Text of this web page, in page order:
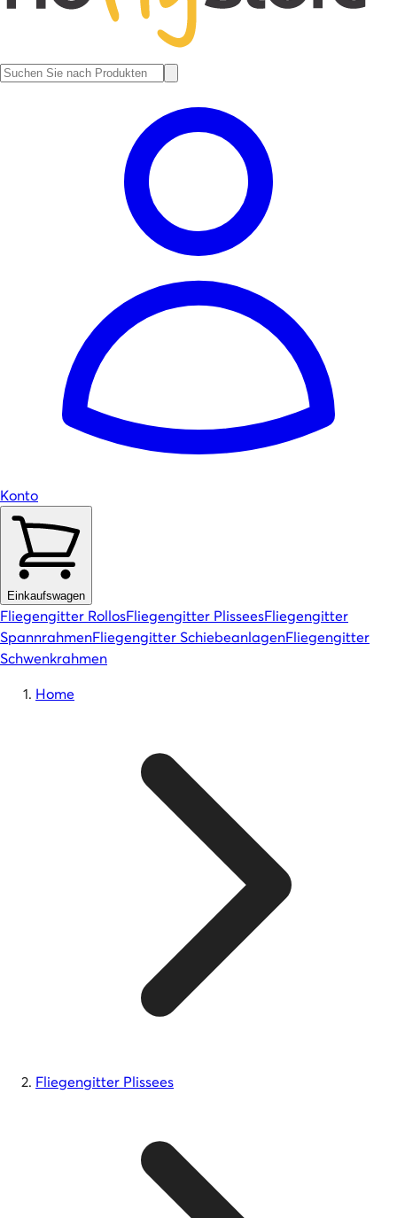
Konto
Einkaufswagen
Fliegengitter RollosFliegengitter PlisseesFliegengitter
SpannrahmenFliegengitter SchiebeanlagenFliegengitter
Schwenkrahmen
Home
Fliegengitter Plissees